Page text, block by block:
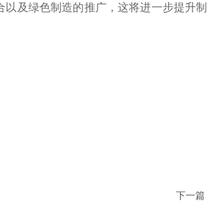
及绿色制造的推广，这将进一步提升
下一